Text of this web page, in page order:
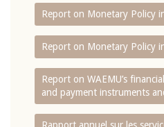
Report on Monetary Policy
Report on Monetary Policy
Report on WAEMU’s
and payment instruments